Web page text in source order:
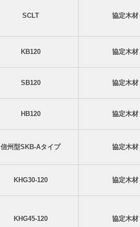
SCLT 協定木材
KB120 協定木材
SB120 協定木材
HB120 協定木材
信州型SKB-Aタイプ 協定木材
KHG30-120 協定木材
KHG45-120 協定木材